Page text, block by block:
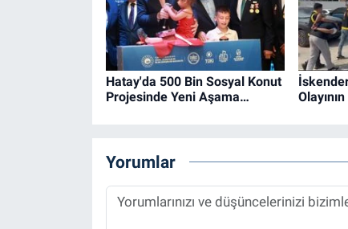
Hatay'da 500 Bin Sosyal Konut
Projesinde Yeni Aşama…
Yorumlar